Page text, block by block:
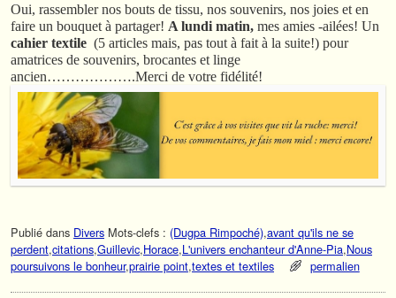
Oui, rassembler nos bouts de tissu, nos souvenirs, nos joies et en
faire un bouquet à partager! A lundi matin, mes amies -ailées! Un
cahier textile (5 articles mais, pas tout à fait à la suite!) pour
amatrices de souvenirs, brocantes et linge
ancien……………….Merci de votre fidélité!
Publié dans Divers Mots-clefs : (Dugpa Rimpoché),avant qu'ils ne se
perdent,citations,Guillevic,Horace,L'univers enchanteur d'Anne-Pia,Nous
poursuivons le bonheur,prairie point,textes et textiles permalien